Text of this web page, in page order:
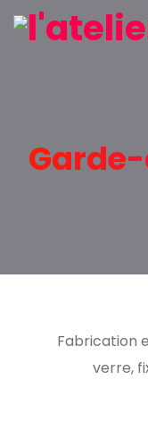
Fabrication
verre,